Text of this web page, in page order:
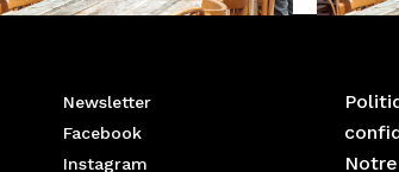
Newsletter
Facebook
Instagram